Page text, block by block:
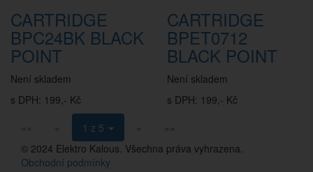
CARTRIDGE
BPC24BK BLACK
POINT
Není skladem
s DPH: 199,- Kč
CARTRIDGE
BPET0712
BLACK POINT
Není skladem
s DPH: 199,- Kč
««
« 1 z 5 »
»»
© 2024 Elektro Kalous. Všechna práva vyhrazena.
Obchodní podmínky